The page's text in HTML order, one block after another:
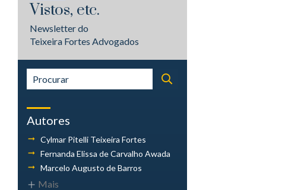
Vistos, etc.
Newsletter do
Teixeira Fortes Advogados
Autores
Cylmar Pitelli Teixeira Fortes
Fernanda Elissa de Carvalho Awada
Marcelo Augusto de Barros
Mais